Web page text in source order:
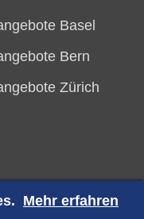
Basel
Bern
Zürich
Mehr erfahren